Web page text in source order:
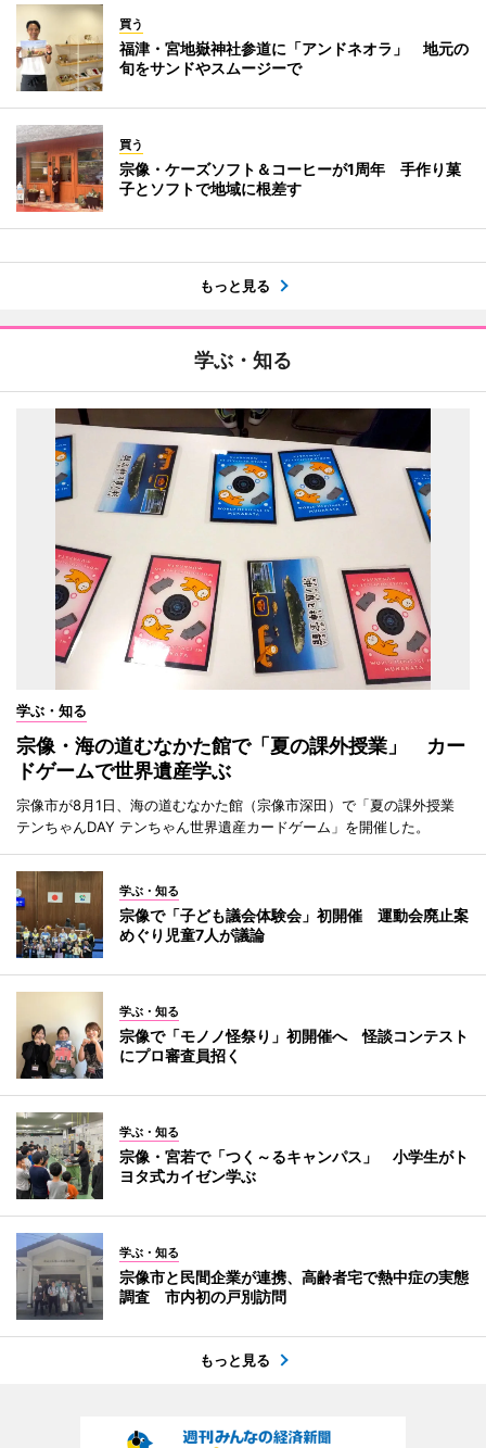
買う
福津・宮地嶽神社参道に「アンドネオラ」 地元の
旬をサンドやスムージーで
買う
宗像・ケーズソフト＆コーヒーが1周年 手作り菓
子とソフトで地域に根差す
もっと見る
学ぶ・知る
学ぶ・知る
宗像・海の道むなかた館で「夏の課外授業」 カー
ドゲームで世界遺産学ぶ
宗像市が8月1日、海の道むなかた館（宗像市深田）で「夏の課外授業
テンちゃんDAY テンちゃん世界遺産カードゲーム」を開催した。
学ぶ・知る
宗像で「子ども議会体験会」初開催 運動会廃止案
めぐり児童7人が議論
学ぶ・知る
宗像で「モノノ怪祭り」初開催へ 怪談コンテスト
にプロ審査員招く
学ぶ・知る
宗像・宮若で「つく～るキャンパス」 小学生がト
ヨタ式カイゼン学ぶ
学ぶ・知る
宗像市と民間企業が連携、高齢者宅で熱中症の実態
調査 市内初の戸別訪問
もっと見る